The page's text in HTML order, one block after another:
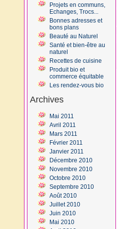
Projets en communs,
Echanges, Trocs...
Bonnes adresses et
bons plans
Beauté au Naturel
Santé et bien-être au
naturel
Recettes de cuisine
Produit bio et
commerce équitable
Les rendez-vous bio
Archives
Mai 2011
Avril 2011
Mars 2011
Février 2011
Janvier 2011
Décembre 2010
Novembre 2010
Octobre 2010
Septembre 2010
Août 2010
Juillet 2010
Juin 2010
Mai 2010